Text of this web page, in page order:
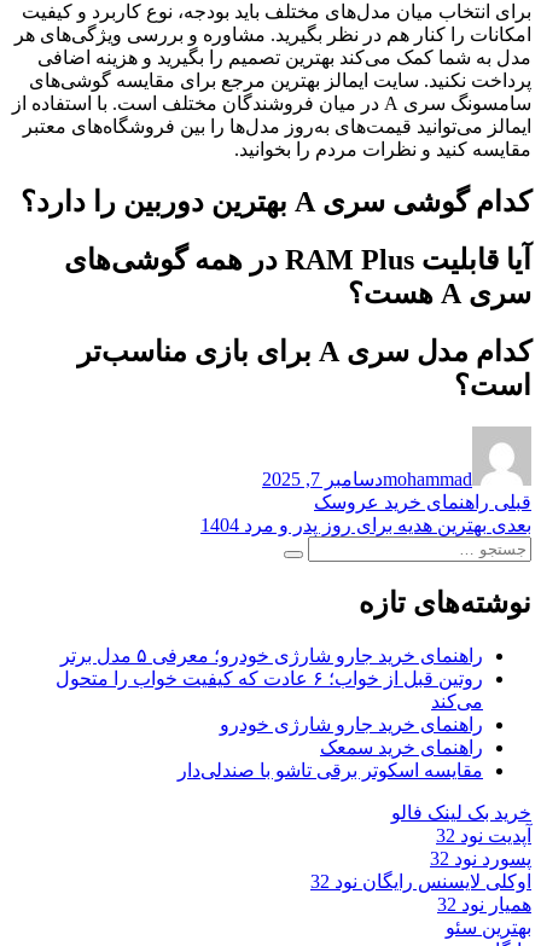
برای انتخاب میان مدل‌های مختلف باید بودجه، نوع کاربرد و کیفیت
امکانات را کنار هم در نظر بگیرید. مشاوره و بررسی ویژگی‌های هر
مدل به شما کمک می‌کند بهترین تصمیم را بگیرید و هزینه اضافی
پرداخت نکنید. سایت ایمالز بهترین مرجع برای مقایسه گوشی‌های
سامسونگ سری A در میان فروشندگان مختلف است. با استفاده از
ایمالز می‌توانید قیمت‌های به‌روز مدل‌ها را بین فروشگاه‌های معتبر
مقایسه کنید و نظرات مردم را بخوانید.
کدام گوشی سری A بهترین دوربین را دارد؟
آیا قابلیت RAM Plus در همه گوشی‌های
سری A هست؟
کدام مدل سری A برای بازی مناسب‌تر
است؟
mohammadدر
دسامبر 7, 2025
راهبری
نوشته
قبلی نوشته
قبلی:
راهنمای خرید عروسک
بعدی نوشته
بعدی:
بهترین هدیه برای روز پدر و مرد 1404
جستجو
جستجو
نوشته‌های تازه
راهنمای خرید جارو شارژی خودرو؛ معرفی ۵ مدل برتر
روتین قبل از خواب؛ ۶ عادت که کیفیت خواب را متحول
می‌کند
راهنمای خرید جارو شارژی خودرو
راهنمای خرید سمعک
مقایسه اسکوتر برقی تاشو با صندلی‌دار
خرید بک لینک فالو
آپدیت نود 32
پسورد نود 32
اوکلی لایسنس رایگان نود 32
همیار نود 32
بهترین سئو